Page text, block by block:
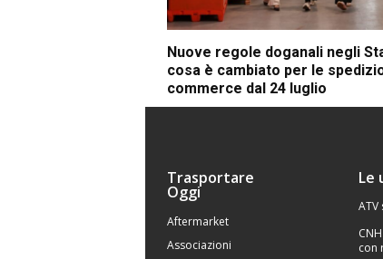
Nuove regole doganali negli
cosa è cambiato per le
commerce dal 24 luglio
Trasportare
Oggi
Aftermarket
Associazioni
Le
ATV
con